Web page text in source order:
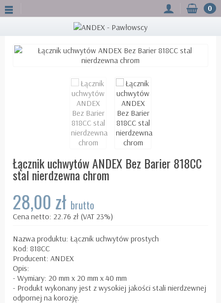
0
Łącznik uchwytów ANDEX Bez Barier 818CC
stal nierdzewna chrom
28,00 zł brutto
Cena netto: 22.76 zł (VAT 23%)
Nazwa produktu: Łącznik uchwytów prostych
Kod: 818CC
Producent: ANDEX
Opis:
- Wymiary: 20 mm x 20 mm x 40 mm
- Produkt wykonany jest z wysokiej jakości stali nierdzewnej
odpornej na korozję.